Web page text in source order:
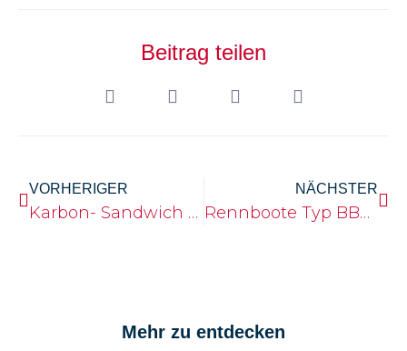
Beitrag teilen
VORHERIGER
Karbon- Sandwich Rümpfe mit Holzausbau
NÄCHSTER
Rennboote Typ BBG von Baumgarten Bootsbau
Mehr zu entdecken